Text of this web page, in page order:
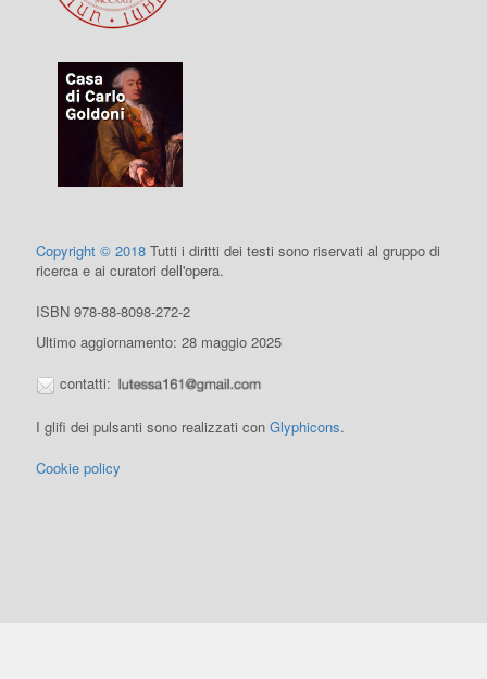
Copyright © 2018 Tutti i diritti dei testi sono riservati al gruppo di
ricerca e ai curatori dell'opera.
ISBN 978-88-8098-272-2
Ultimo aggiornamento: 28 maggio 2025
contatti:
I glifi dei pulsanti sono realizzati conGlyphicons.
Cookie policy